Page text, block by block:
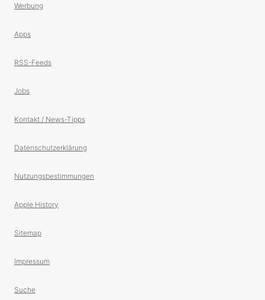
Werbung
Apps
RSS-Feeds
Jobs
Kontakt / News-Tipps
Datenschutzerklärung
Nutzungsbestimmungen
Apple History
Sitemap
Impressum
Suche